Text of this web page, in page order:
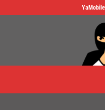
to